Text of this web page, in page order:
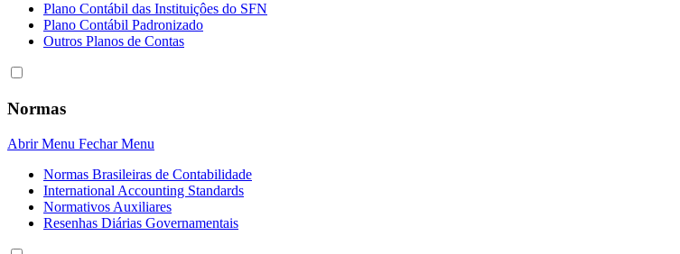
Plano Contábil das Instituiçôes do SFN
Plano Contábil Padronizado
Outros Planos de Contas
Normas
Abrir Menu Fechar Menu
Normas Brasileiras de Contabilidade
International Accounting Standards
Normativos Auxiliares
Resenhas Diárias Governamentais